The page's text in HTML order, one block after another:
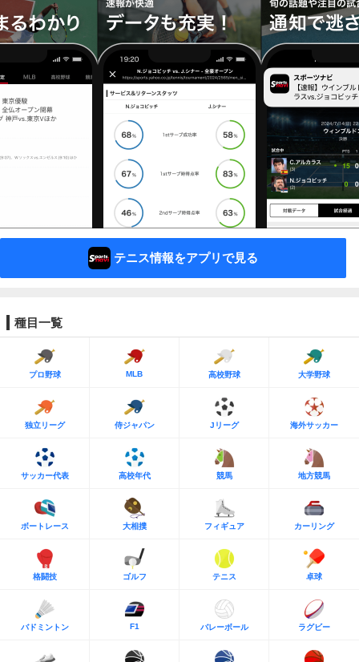
テニス情報をアプリで見る
種目一覧
プロ野球 MLB 高校野球 大学野球
独立リーグ 侍ジャパン Jリーグ 海外サッカー
サッカー代表 高校年代 競馬 地方競馬
ボートレース 大相撲 フィギュア カーリング
格闘技 ゴルフ テニス 卓球
バドミントン F1 バレーボール ラグビー